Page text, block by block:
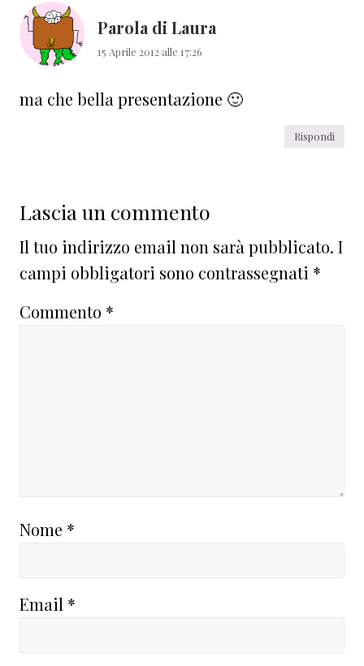
Parola di Laura
15 Aprile 2012 alle 17:26
ma che bella presentazione 🙂
Rispondi
Lascia un commento
Il tuo indirizzo email non sarà pubblicato. I
campi obbligatori sono contrassegnati *
Commento *
Nome *
Email *